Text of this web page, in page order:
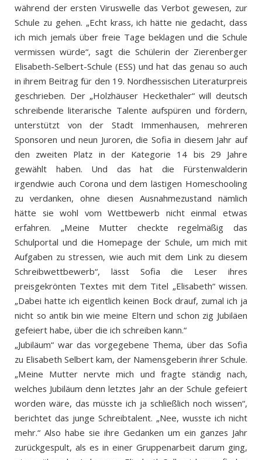
während der ersten Viruswelle das Verbot gewesen, zur
Schule zu gehen. „Echt krass, ich hätte nie gedacht, dass
ich mich jemals über freie Tage beklagen und die Schule
vermissen würde“, sagt die Schülerin der Zierenberger
Elisabeth-Selbert-Schule (ESS) und hat das genau so auch
in ihrem Beitrag für den 19. Nordhessischen Literaturpreis
geschrieben. Der „Holzhäuser Heckethaler“ will deutsch
schreibende literarische Talente aufspüren und fördern,
unterstützt von der Stadt Immenhausen, mehreren
Sponsoren und neun Juroren, die Sofia in diesem Jahr auf
den zweiten Platz in der Kategorie 14 bis 29 Jahre
gewählt haben. Und das hat die Fürstenwalderin
irgendwie auch Corona und dem lästigen Homeschooling
zu verdanken, ohne diesen Ausnahmezustand nämlich
hätte sie wohl vom Wettbewerb nicht einmal etwas
erfahren. „Meine Mutter checkte regelmäßig das
Schulportal und die Homepage der Schule, um mich mit
Aufgaben zu stressen, wie auch mit dem Link zu diesem
Schreibwettbewerb“, lässt Sofia die Leser ihres
preisgekrönten Textes mit dem Titel „Elisabeth“ wissen.
„Dabei hatte ich eigentlich keinen Bock drauf, zumal ich ja
nicht so antik bin wie meine Eltern und schon zig Jubiläen
gefeiert habe, über die ich schreiben kann.“
„Jubiläum“ war das vorgegebene Thema, über das Sofia
zu Elisabeth Selbert kam, der Namensgeberin ihrer Schule.
„Meine Mutter nervte mich und fragte ständig nach,
welches Jubiläum denn letztes Jahr an der Schule gefeiert
worden wäre, das müsste ich ja schließlich noch wissen“,
berichtet das junge Schreibtalent. „Nee, wusste ich nicht
mehr.“ Also habe sie ihre Gedanken um ein ganzes Jahr
zurückgespult, als es in einer Gruppenarbeit darum ging,